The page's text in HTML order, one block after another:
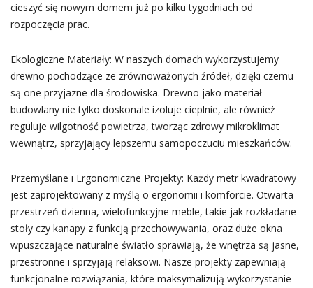
cieszyć się nowym domem już po kilku tygodniach od
rozpoczęcia prac.
Ekologiczne Materiały: W naszych domach wykorzystujemy
drewno pochodzące ze zrównoważonych źródeł, dzięki czemu
są one przyjazne dla środowiska. Drewno jako materiał
budowlany nie tylko doskonale izoluje cieplnie, ale również
reguluje wilgotność powietrza, tworząc zdrowy mikroklimat
wewnątrz, sprzyjający lepszemu samopoczuciu mieszkańców.
Przemyślane i Ergonomiczne Projekty: Każdy metr kwadratowy
jest zaprojektowany z myślą o ergonomii i komforcie. Otwarta
przestrzeń dzienna, wielofunkcyjne meble, takie jak rozkładane
stoły czy kanapy z funkcją przechowywania, oraz duże okna
wpuszczające naturalne światło sprawiają, że wnętrza są jasne,
przestronne i sprzyjają relaksowi. Nasze projekty zapewniają
funkcjonalne rozwiązania, które maksymalizują wykorzystanie